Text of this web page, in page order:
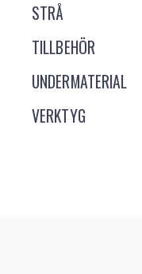
STRÅ
TILLBEHÖR
UNDERMATERIAL
VERKTYG